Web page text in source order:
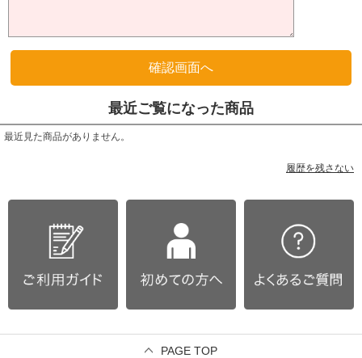
最近ご覧になった商品
最近見た商品がありません。
履歴を残さない
PAGE TOP